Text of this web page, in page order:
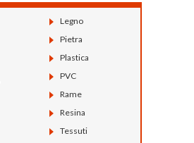
Legno
Pietra
Plastica
PVC
Rame
Resina
Tessuti